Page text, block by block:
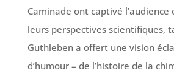
Caminade ont captivé
leurs perspectives scientifiques,
Guthleben a offert une vision
d’humour – de l’histoire de la